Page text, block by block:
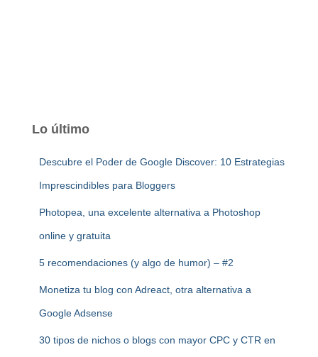
Lo último
Descubre el Poder de Google Discover: 10 Estrategias
Imprescindibles para Bloggers
Photopea, una excelente alternativa a Photoshop
online y gratuita
5 recomendaciones (y algo de humor) – #2
Monetiza tu blog con Adreact, otra alternativa a
Google Adsense
30 tipos de nichos o blogs con mayor CPC y CTR en